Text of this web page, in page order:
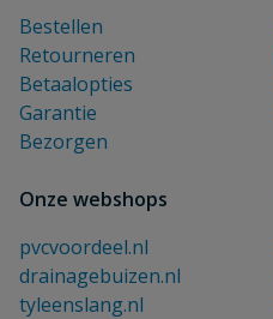
Bestellen
Retourneren
Betaalopties
Garantie
Bezorgen
Onze webshops
pvcvoordeel.nl
drainagebuizen.nl
tyleenslang.nl